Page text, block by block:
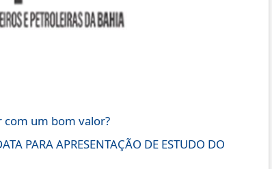
um bom valor?
PARA APRESENTAÇÃO DE ESTUDO DO